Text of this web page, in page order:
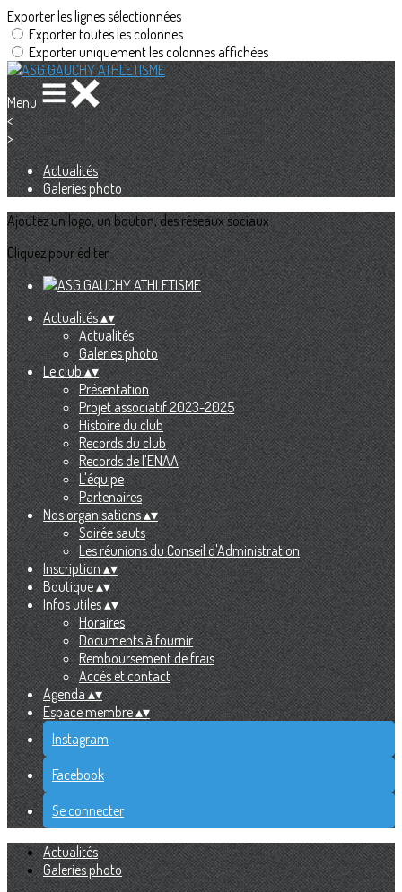
Exporter les lignes sélectionnées
Exporter toutes les colonnes
Exporter uniquement les colonnes affichées
Menu
<
>
Actualités
Galeries photo
Ajoutez un logo, un bouton, des réseaux sociaux
Cliquez pour éditer
Actualités▴▾
Actualités
Galeries photo
Le club▴▾
Présentation
Projet associatif 2023-2025
Histoire du club
Records du club
Records de l'ENAA
L'équipe
Partenaires
Nos organisations▴▾
Soirée sauts
Les réunions du Conseil d'Administration
Inscription▴▾
Boutique▴▾
Infos utiles▴▾
Horaires
Documents à fournir
Remboursement de frais
Accès et contact
Agenda▴▾
Espace membre▴▾
Instagram
Facebook
Se connecter
Actualités
Galeries photo